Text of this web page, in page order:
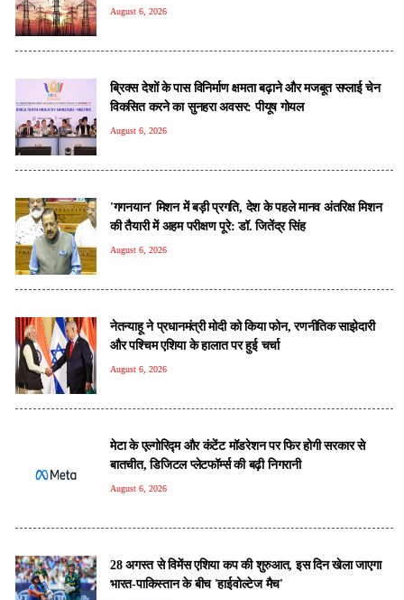
August 6, 2026
ब्रिक्स देशों के पास विनिर्माण क्षमता बढ़ाने और मजबूत सप्लाई चेन
विकसित करने का सुनहरा अवसर: पीयूष गोयल
August 6, 2026
'गगनयान' मिशन में बड़ी प्रगति, देश के पहले मानव अंतरिक्ष मिशन
की तैयारी में अहम परीक्षण पूरे: डॉ. जितेंद्र सिंह
August 6, 2026
नेतन्याहू ने प्रधानमंत्री मोदी को क‍िया फोन, रणनीतिक साझेदारी
और पश्चिम एशिया के हालात पर हुई चर्चा
August 6, 2026
मेटा के एल्गोरिद्म और कंटेंट मॉडरेशन पर फिर होगी सरकार से
बातचीत, डिजिटल प्लेटफॉर्म्स की बढ़ी निगरानी
August 6, 2026
28 अगस्त से विमेंस एशिया कप की शुरुआत, इस दिन खेला जाएगा
भारत-पाकिस्तान के बीच 'हाईवोल्टेज मैच'